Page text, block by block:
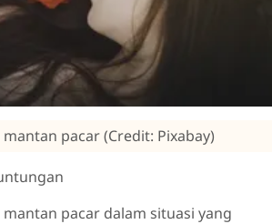
pacar (Credit: Pixabay)
pacar dalam situasi yang